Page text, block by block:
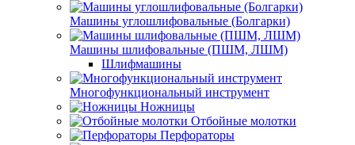
Машины углошлифовальные (Болгарки)
Машины шлифовальные (ПШМ, ЛШМ)
Шлифмашины
Многофункциональный инструмент
Ножницы
Отбойные молотки
Перфораторы